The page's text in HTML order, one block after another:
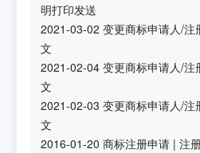
明打印发送
2021-03-02 变更商标申请人/注
文
2021-02-04 变更商标申请人/注
文
2021-02-03 变更商标申请人/注
文
2016-01-20 商标注册申请 |注